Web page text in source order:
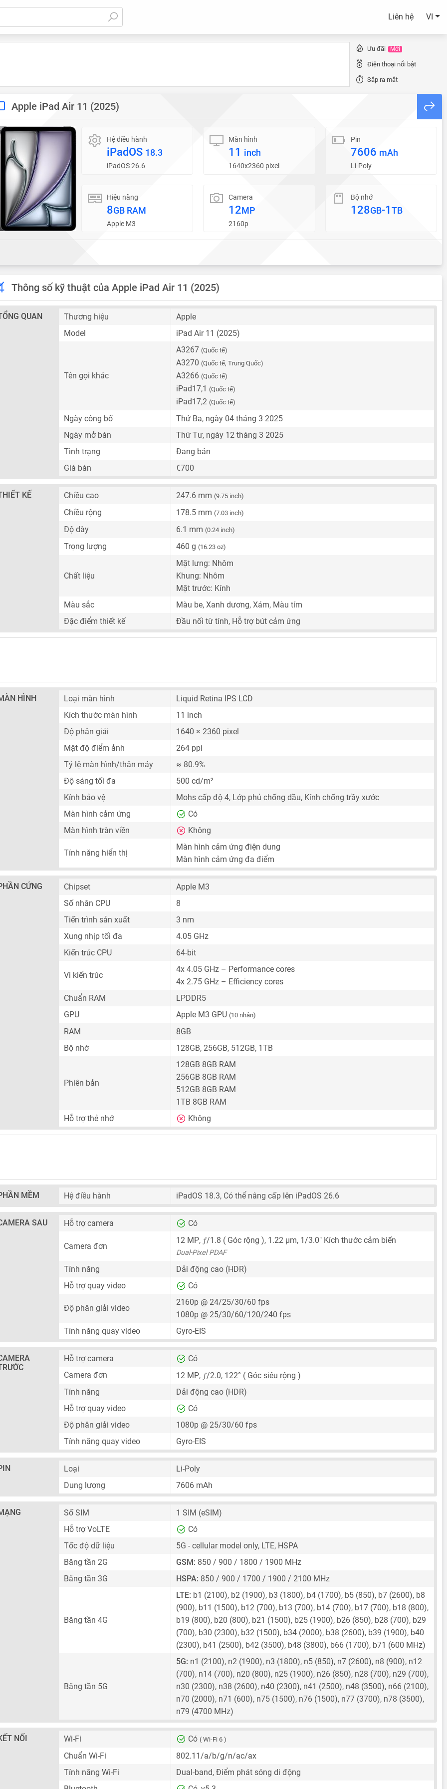
Liên hệ VI
Ưu đãi Mới
Điện thoại nổi bật
Sắp ra mắt
Apple iPad Air 11 (2025)
Hệ điều hành
iPadOS 18.3
iPadOS 26.6
Màn hình
11 inch
1640x2360 pixel
Pin
7606 mAh
Li-Poly
Hiệu năng
8GB RAM
Apple M3
Camera
12MP
2160p
Bộ nhớ
128GB-1 TB
Thông số kỹ thuật của Apple iPad Air 11 (2025)
QUAN Thương hiệu
Apple
Model
iPad Air 11 (2025)
Tên gọi khác
A3267 (Quốc tế)
A3270 (Quốc tế, Trung Quốc)
A3266 (Quốc tế)
iPad17,1 (Quốc tế)
iPad17,2 (Quốc tế)
Ngày công bố
Thứ Ba, ngày 04 tháng 3 2025
Ngày mở bán
Thứ Tư, ngày 12 tháng 3 2025
Tình trạng
Đang bán
Giá bán
€700
KẾ Chiều cao 247.6 mm (9.75 inch)
Chiều rộng 178.5 mm (7.03 inch)
Độ dày 6.1 mm (0.24 inch)
Trọng lượng 460 g (16.23 oz)
Chất liệu
Mặt lưng: Nhôm
Khung: Nhôm
Mặt trước: Kính
Màu sắc
Màu be, Xanh dương, Xám, Màu tím
Đặc điểm thiết kế
Đầu nối từ tính, Hỗ trợ bút cảm ứng
HÌNH Loại màn hình
Liquid Retina IPS LCD
Kích thước màn hình
11 inch
Độ phân giải
1640 × 2360 pixel
Mật độ điểm ảnh
264 ppi
Tỷ lệ màn hình/thân máy
≈ 80.9%
Độ sáng tối đa
500 cd/m²
Kính bảo vệ
Mohs cấp độ 4, Lớp phủ chống dầu, Kính chống trầy xước
Màn hình cảm ứng
Có
Màn hình tràn viền
Không
Tính năng hiển thị
Màn hình cảm ứng điện dung
Màn hình cảm ứng đa điểm
CỨNG Chipset
Apple M3
Số nhân CPU
8
Tiến trình sản xuất
3 nm
Xung nhịp tối đa
4.05 GHz
Kiến trúc CPU
64-bit
Vi kiến trúc
4x 4.05 GHz – Performance cores
4x 2.75 GHz – Efficiency cores
Chuẩn RAM
LPDDR5
GPU
Apple M3 GPU (10 nhân)
RAM
8GB
Bộ nhớ
128GB, 256GB, 512GB, 1TB
Phiên bản
128GB 8GB RAM
256GB 8GB RAM
512GB 8GB RAM
1TB 8GB RAM
Hỗ trợ thẻ nhớ
Không
MỀM Hệ điều hành iPadOS 18.3, Có thể nâng cấp lên iPadOS 26.6
SAU Hỗ trợ camera Có
Camera đơn
12 MP, ƒ/1.8 ( Góc rộng ), 1.22 μm, 1/3.0" Kích thước cảm biến
Dual-Pixel PDAF
Tính năng
Dải động cao (HDR)
Hỗ trợ quay video
Có
Độ phân giải video
2160p @ 24/25/30/60 fps
1080p @ 25/30/60/120/240 fps
Tính năng quay video
Gyro-EIS
Hỗ trợ camera
Có
Camera đơn
12 MP, ƒ/2.0, 122° ( Góc siêu rộng )
Tính năng
Dải động cao (HDR)
Hỗ trợ quay video
Có
Độ phân giải video
1080p @ 25/30/60 fps
Tính năng quay video
Gyro-EIS
Loại
Li-Poly
Dung lượng
7606 mAh
Số SIM 1 SIM (eSIM)
Hỗ trợ VoLTE
Có
Tốc độ dữ liệu
5G - cellular model only, LTE, HSPA
Băng tần 2G
GSM: 850 / 900 / 1800 / 1900 MHz
Băng tần 3G
HSPA: 850 / 900 / 1700 / 1900 / 2100 MHz
Băng tần 4G
LTE: b1 (2100), b2 (1900), b3 (1800), b4 (1700), b5 (850), b7 (2600), b8
(900), b11 (1500), b12 (700), b13 (700), b14 (700), b17 (700), b18 (800),
b19 (800), b20 (800), b21 (1500), b25 (1900), b26 (850), b28 (700), b29
(700), b30 (2300), b32 (1500), b34 (2000), b38 (2600), b39 (1900), b40
(2300), b41 (2500), b42 (3500), b48 (3800), b66 (1700), b71 (600 MHz)
Băng tần 5G
5G: n1 (2100), n2 (1900), n3 (1800), n5 (850), n7 (2600), n8 (900), n12
(700), n14 (700), n20 (800), n25 (1900), n26 (850), n28 (700), n29 (700),
n30 (2300), n38 (2600), n40 (2300), n41 (2500), n48 (3500), n66 (2100),
n70 (2000), n71 (600), n75 (1500), n76 (1500), n77 (3700), n78 (3500),
n79 (4700 MHz)
NỐI Wi-Fi Có ( Wi-Fi 6 )
Chuẩn Wi-Fi
802.11/a/b/g/n/ac/ax
Tính năng Wi-Fi
Dual-band, Điểm phát sóng di động